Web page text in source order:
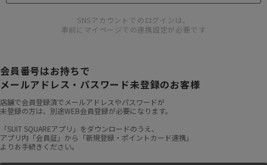
SNSアカウントでのログインは、
事前にマイページでの連携設定が必要です
会員番号はお持ちで
メールアドレス・パスワード未登録のお客様
店舗で会員登録済でメールアドレスやパスワードが
未登録の方は、別途WEB会員登録が必要になります。
「SUIT SQUAREアプリ」をダウンロードのうえ、
アプリ内「会員証」から「新規登録・ポイントカード連携」
よりお手続きください。